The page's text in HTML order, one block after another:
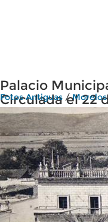
Palacio
Circulada el 22
Fotos Antiguas /Morelos